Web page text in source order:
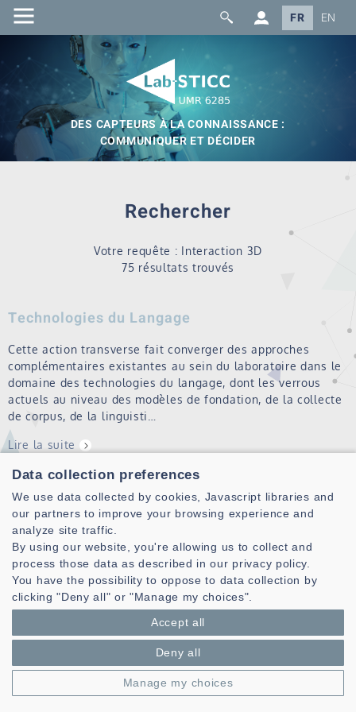
FR EN
DES CAPTEURS À LA CONNAISSANCE :
COMMUNIQUER ET DÉCIDER
Rechercher
Votre requête : Interaction 3D
75 résultats trouvés
Technologies du Langage
Cette action transverse fait converger des approches
complémentaires existantes au sein du laboratoire dans le
domaine des technologies du langage, dont les verrous
actuels au niveau des modèles de fondation, de la collecte
de corpus, de la linguisti…
Lire la suite
Réunion du réseau des personnels
administratifs du Lab-STICC
Le réseau des personnels administratifs s'est réuni le
mardi 1er juillet 2025. Cette réunion a été l'occasion
d'échanger sur les pratiques administratives et financières
du Lab-STICC. L'après-midi une visite de la plateforme
CEXI-HA du pôle INTERACTI…
Lire la suite
Lancement du projet : VéloClimat
Data collection preferences
We use data collected by cookies, Javascript libraries and
our partners to improve your browsing experience and
analyze site traffic.
By using our website, you're allowing us to collect and
process those data as described in our privacy policy.
You have the possibility to oppose to data collection by
clicking "Deny all" or "Manage my choices".
Accept all
Deny all
Manage my choices